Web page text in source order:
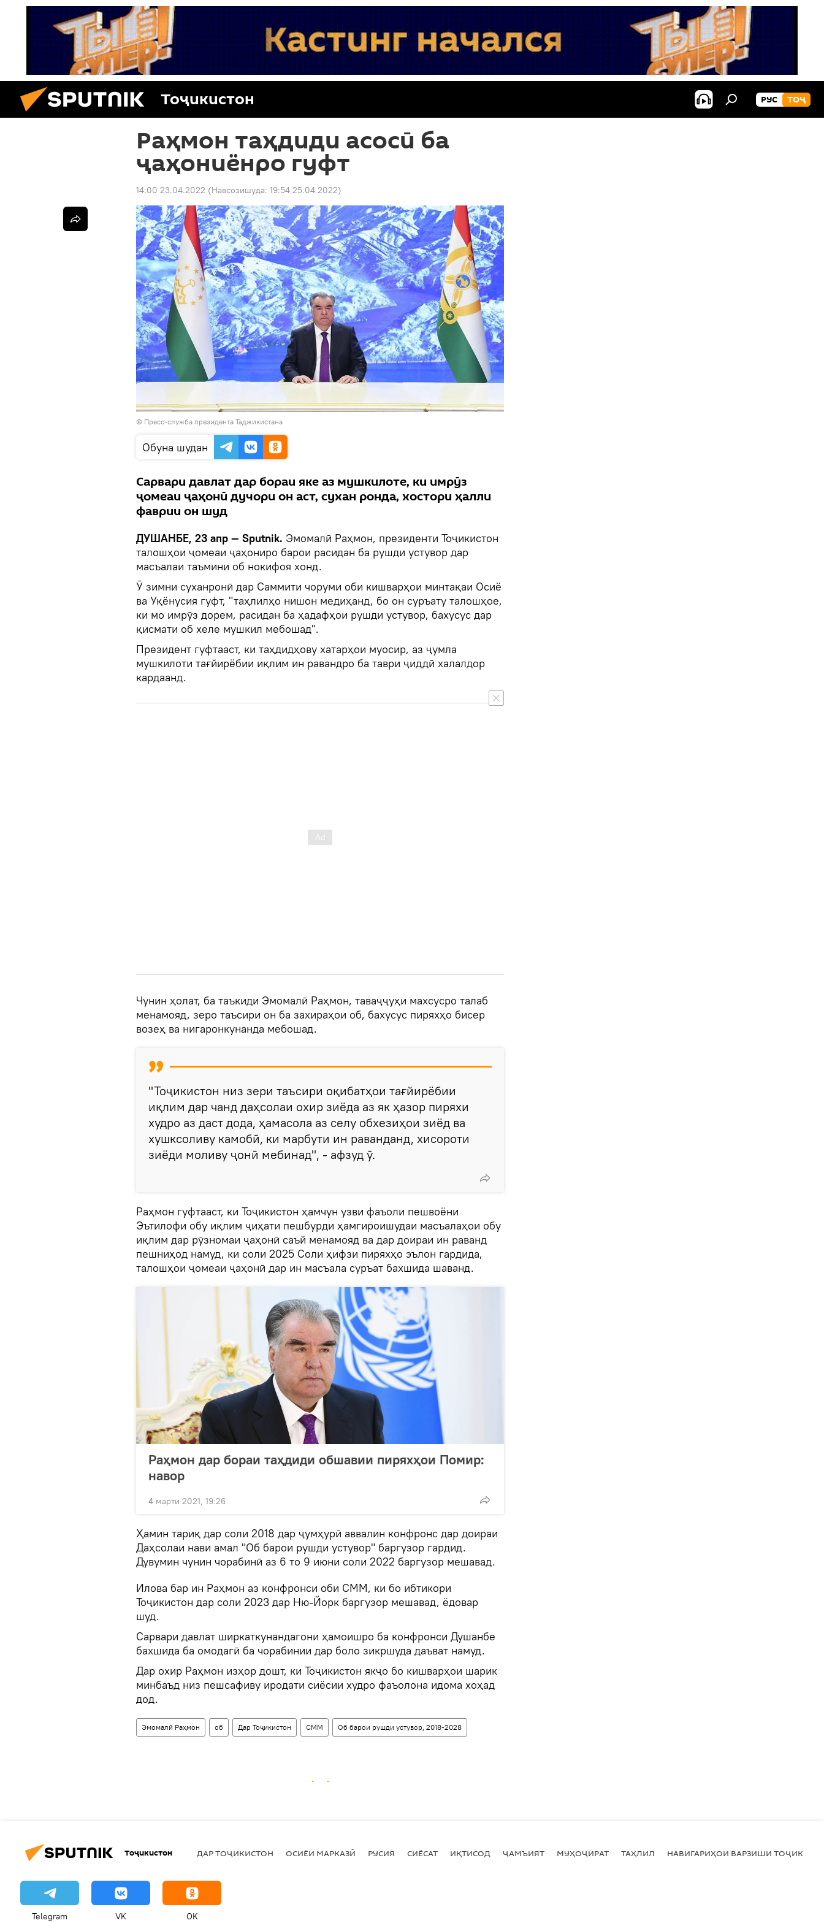
Тоҷикистон РУС ТОҶ
Раҳмон таҳдиди асосӣ ба
ҷаҳониёнро гуфт
14:00 23.04.2022 (Навсозишуда: 19:54 25.04.2022)
© Пресс-служба президента Таджикистана
Обуна шудан
Сарвари давлат дар бораи яке аз мушкилоте, ки имрӯз
ҷомеаи ҷаҳонӣ дучори он аст, сухан ронда, хостори ҳалли
фаврии он шуд
ДУШАНБЕ, 23 апр — Sputnik. Эмомалӣ Раҳмон, президенти Тоҷикистон
талошҳои ҷомеаи ҷаҳониро барои расидан ба рушди устувор дар
масъалаи таъмини об нокифоя хонд.
Ӯ зимни суханронӣ дар Саммити чоруми оби кишварҳои минтақаи Осиё
ва Уқёнусия гуфт, "таҳлилҳо нишон медиҳанд, бо он суръату талошҳое,
ки мо имрӯз дорем, расидан ба ҳадафҳои рушди устувор, бахусус дар
қисмати об хеле мушкил мебошад".
Президент гуфтааст, ки таҳдидҳову хатарҳои муосир, аз ҷумла
мушкилоти тағйирёбии иқлим ин равандро ба таври ҷиддӣ халалдор
кардаанд.
Чунин ҳолат, ба таъкиди Эмомалӣ Раҳмон, таваҷҷуҳи махсусро талаб
менамояд, зеро таъсири он ба захираҳои об, бахусус пиряхҳо бисер
возеҳ ва нигаронкунанда мебошад.
"Тоҷикистон низ зери таъсири оқибатҳои тағйирёбии
иқлим дар чанд даҳсолаи охир зиёда аз як ҳазор пиряхи
худро аз даст дода, ҳамасола аз селу обхезиҳои зиёд ва
хушксоливу камобӣ, ки марбути ин раванданд, хисороти
зиёди моливу ҷонӣ мебинад", - афзуд ӯ.
Раҳмон гуфтааст, ки Тоҷикистон ҳамчун узви фаъоли пешвоёни
Эътилофи обу иқлим ҷиҳати пешбурди ҳамгироишудаи масъалаҳои обу
иқлим дар рӯзномаи ҷаҳонӣ саъй менамояд ва дар доираи ин раванд
пешниҳод намуд, ки соли 2025 Соли ҳифзи пиряхҳо эълон гардида,
талошҳои ҷомеаи ҷаҳонӣ дар ин масъала суръат бахшида шаванд.
Раҳмон дар бораи таҳдиди обшавии пиряхҳои Помир:
навор
4 марти 2021, 19:26
Ҳамин тариқ дар соли 2018 дар ҷумҳурӣ аввалин конфронс дар доираи
Даҳсолаи нави амал "Об барои рушди устувор" баргузор гардид.
Дувумин чунин чорабинӣ аз 6 то 9 июни соли 2022 баргузор мешавад.
Илова бар ин Раҳмон аз конфронси оби СММ, ки бо ибтикори
Тоҷикистон дар соли 2023 дар Ню-Йорк баргузор мешавад, ёдовар
шуд.
Сарвари давлат ширкаткунандагони ҳамоишро ба конфронси Душанбе
бахшида ба омодагӣ ба чорабинии дар боло зикршуда даъват намуд.
Дар охир Раҳмон изҳор дошт, ки Тоҷикистон якҷо бо кишварҳои шарик
минбаъд низ пешсафиву иродати сиёсии худро фаъолона идома хоҳад
дод.
Эмомалӣ Раҳмон об Дар Тоҷикистон СММ Об барои рушди устувор, 2018-2028
Тоҷикистон ДАР ТОҶИКИСТОН ОСИЁИ МАРКАЗӢ РУСИЯ СИЁСАТ ИҚТИСОД ҶАМЪИЯТ МУҲОҶИРАТ ТАҲЛИЛ НАВИГАРИҲОИ ВАРЗИШИ
Telegram VK OK